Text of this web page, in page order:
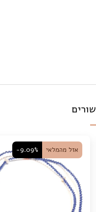
אזל מהמלאי -9.09%